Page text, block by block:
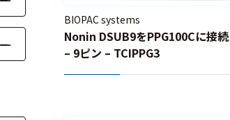
BIOPAC systems
Nonin DSUB9をPPG100Cに接続
– 9ピン – TCIPPG3